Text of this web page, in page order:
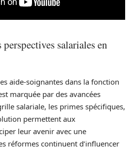
salariales en
aide-soignantes dans la fonction
marquée par des avancées
salariale, les primes spécifiques,
permettent aux
leur avenir avec une
réformes continuent d’influencer